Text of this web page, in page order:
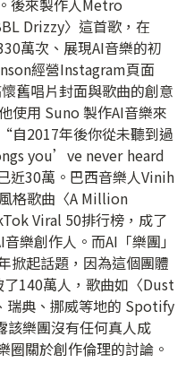
後來製作人Metro
Drizzy〉這首歌，在
萬次、展現AI音樂的初
經營Instagram頁面
舊唱片封面與歌曲的創意
使用 Suno 製作AI音樂來
自2017年後你從未聽到過
you’ve never heard
近30萬。巴西音樂人Vinih
格歌曲〈A Million
Viral 50排行榜，成了
樂創作人。而AI「樂團」
掀起話題，因為這個團體
140萬人，歌曲如〈Dust
瑞典、挪威等地的 Spotify
該樂團沒有任何真人成
圈關於創作倫理的討論。